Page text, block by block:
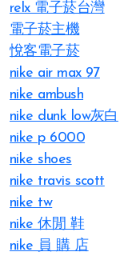
relx 電子菸台灣
電子菸主機
悅客電子菸
nike air max 97
nike ambush
nike dunk low灰白
nike p 6000
nike shoes
nike travis scott
nike tw
nike 休閒 鞋
nike 員 購 店